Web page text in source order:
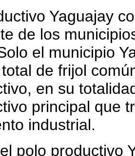
Yaguajay
de los
el municipio
de frijol
en su
principal que
industrial.
polo productivo